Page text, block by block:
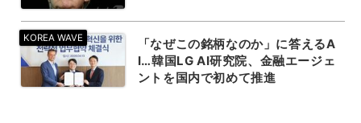
「なぜこの銘柄なのか」に答えるA
I…韓国LG AI研究院、金融エージェ
ントを国内で初めて推進